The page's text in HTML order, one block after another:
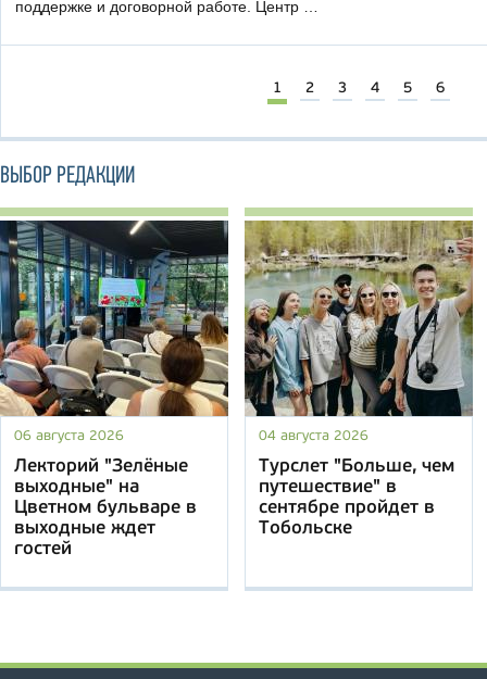
поддержке и договорной работе. Центр …
1 2 3 4 5 6
ВЫБОР РЕДАКЦИИ
06 августа 2026
Лекторий "Зелёные
выходные" на
Цветном бульваре в
выходные ждет
гостей
04 августа 2026
Турслет "Больше, чем
путешествие" в
сентябре пройдет в
Тобольске